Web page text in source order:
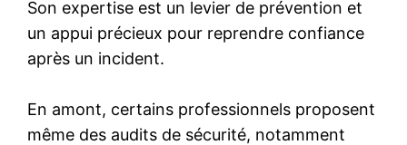
Son expertise est un levier de prévention et
un appui précieux pour reprendre confiance
après un incident.
En amont, certains professionnels proposent
même des audits de sécurité, notamment